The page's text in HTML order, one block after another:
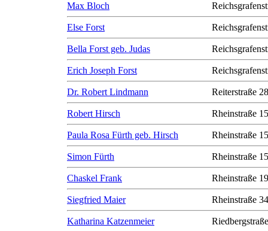
Max Bloch
Else Forst
Bella Forst geb. Judas
Erich Joseph Forst
Dr. Robert Lindmann Reiterstraße 28
Robert Hirsch Rheinstraße 15
Paula Rosa Fürth geb. Hirsch Rheinstraße 15
Simon Fürth Rheinstraße 15
Chaskel Frank Rheinstraße 19
Siegfried Maier Rheinstraße 34
Katharina Katzenmeier